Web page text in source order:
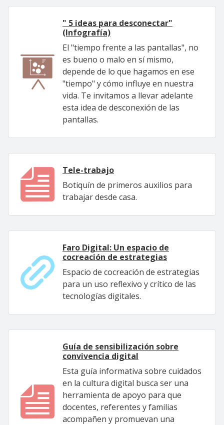
" 5 ideas para desconectar"
(Infografía)
El "tiempo frente a las pantallas", no
es bueno o malo en sí mismo,
depende de lo que hagamos en ese
"tiempo" y cómo influye en nuestra
vida. Te invitamos a llevar adelante
esta idea de desconexión de las
pantallas.
Tele-trabajo
Botiquín de primeros auxilios para
trabajar desde casa.
Faro Digital: Un espacio de
cocreación de estrategias
Espacio de cocreación de estrategias
para un uso reflexivo y crítico de las
tecnologías digitales.
Guía de sensibilización sobre
convivencia digital
Esta guía informativa sobre cuidados
en la cultura digital busca ser una
herramienta de apoyo para que
docentes, referentes y familias
acompañen y promuevan una